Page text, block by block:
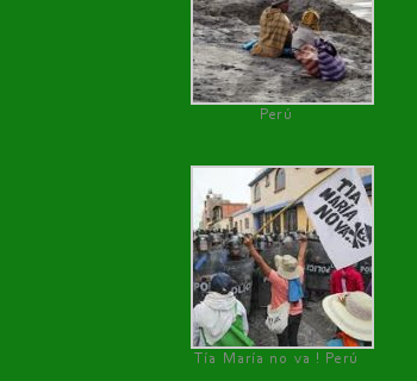
Perú
Tía María no va ! Perú